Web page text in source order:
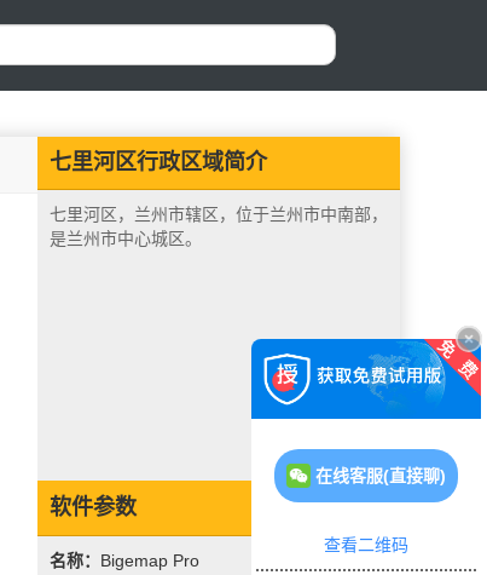
七里河区行政区域简介
七里河区，兰州市辖区，位于兰州市中南部，
是兰州市中心城区。
软件参数
名称： Bigemap Pro
在线客服(直接聊)
查看二维码